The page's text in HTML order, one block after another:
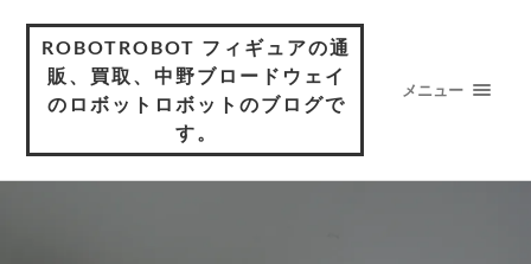
ROBOTROBOT フィギュアの通
販、買取、中野ブロードウェイ
のロボットロボットのブログで
す。
メニュー